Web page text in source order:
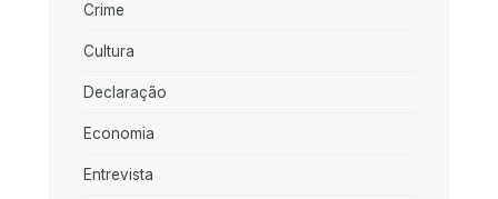
Crime
Cultura
Declaração
Economia
Entrevista